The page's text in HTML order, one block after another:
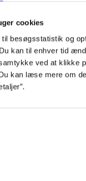
cookies
besøgsstatistik og
kan til enhver tid
ved at klikke
kan læse mere om